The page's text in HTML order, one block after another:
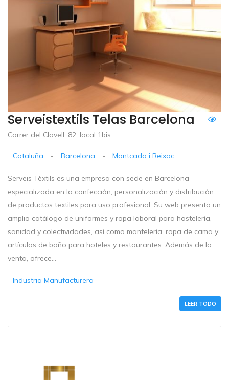
Serveistextils Telas Barcelona
Carrer del Clavell, 82, local 1bis
Cataluña - Barcelona - Montcada i Reixac
Serveis Tèxtils es una empresa con sede en Barcelona
especializada en la confección, personalización y distribución
de productos textiles para uso profesional. Su web presenta un
amplio catálogo de uniformes y ropa laboral para hostelería,
sanidad y colectividades, así como mantelería, ropa de cama y
artículos de baño para hoteles y restaurantes. Además de la
venta, ofrece...
Industria Manufacturera
LEER TODO